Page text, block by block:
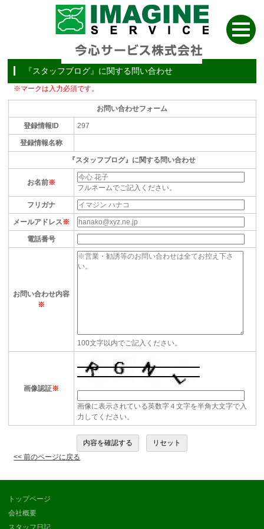
『スタッフブログ』に関する問い合わせ
※マークは入力必須です。
お問い合わせフォーム
登録情報ID 297
登録情報名称
『スタッフブログ』に関する問い合わせ
お名前※
フルネームでご記入ください。
フリガナ
メールアドレス※
電話番号
お問い合わせ内容
※
100文字以内でご記入ください。
画像認証※
画像に表示されている英数字４文字を半角大文字で入
力してください。
<< 前のページに戻る
トップページ
会社概要
スタッフ日記